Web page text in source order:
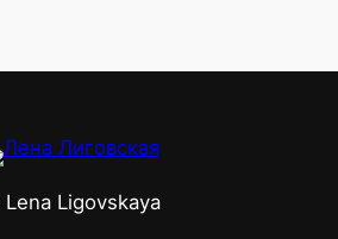
Lena Ligovskaya